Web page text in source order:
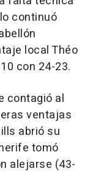
continuó
local Théo
con 24-23.
contagió al
ventajas
abrió su
tomó
alejarse (43-